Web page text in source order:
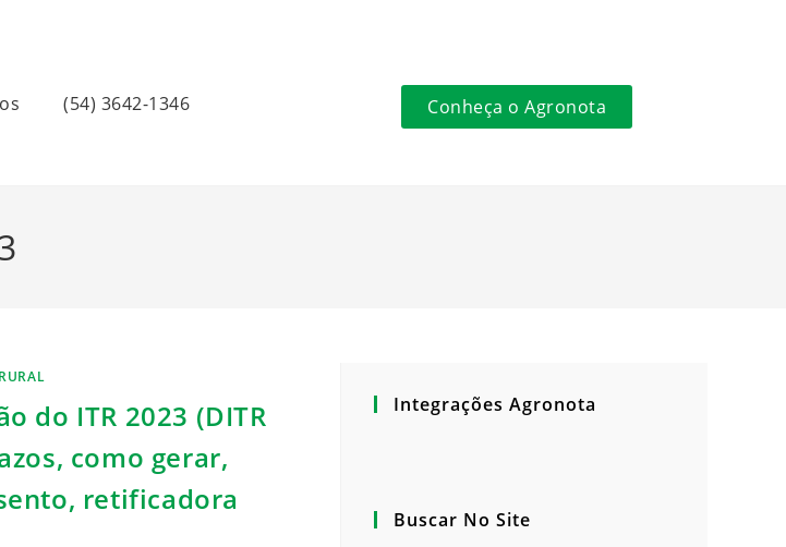
(54) 3642-1346 Conheça o Agronota
do ITR 2023 (DITR
como gerar,
retificadora
Integrações Agronota
Buscar No Site